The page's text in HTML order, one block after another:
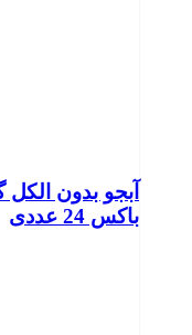
باکس 24 عددی